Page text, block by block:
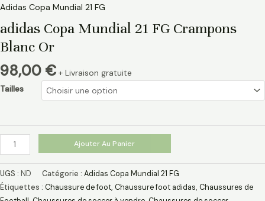
Adidas Copa Mundial 21 FG
adidas Copa Mundial 21 FG Crampons
Blanc Or
98,00 € + Livraison gratuite
Tailles
Ajouter Au Panier
UGS : ND Catégorie : Adidas Copa Mundial 21 FG
Étiquettes : Chaussure de foot, Chaussure foot adidas, Chaussures de